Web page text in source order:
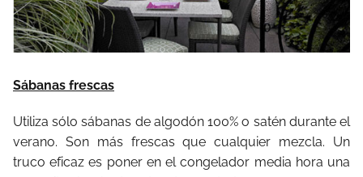
Sábanas frescas
Utiliza sólo sábanas de algodón 100% o satén durante el
verano. Son más frescas que cualquier mezcla. Un
truco eficaz es poner en el congelador media hora una